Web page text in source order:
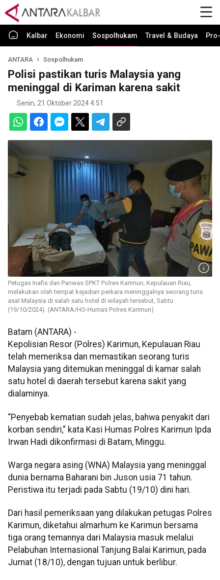
Kalbar Ekonomi Sospolhukam Travel & Budaya
ANTARA Sospolhukam
Polisi pastikan turis Malaysia yang
meninggal di Kariman karena sakit
Senin, 21 Oktober 2024 4:51
Petugas Inafis dan Panwas SPKT Polres Karimun, Kepulauan Riau,
melakukan olah tempat kejadian perkara meninggalnya seorang turis
asal Malaysia di salah satu hotel di wilayah tersebut, Sabtu
(19/10/2024). (ANTARA/HO-Humas Polres Karimun)
Batam (ANTARA) -
Kepolisian Resor (Polres) Karimun, Kepulauan Riau
telah memeriksa dan memastikan seorang turis
Malaysia yang ditemukan meninggal di kamar salah
satu hotel di daerah tersebut karena sakit yang
dialaminya.
“Penyebab kematian sudah jelas, bahwa penyakit dari
korban sendiri,” kata Kasi Humas Polres Karimun Ipda
Irwan Hadi dikonfirmasi di Batam, Minggu.
Warga negara asing (WNA) Malaysia yang meninggal
dunia bernama Baharani bin Juson usia 71 tahun.
Peristiwa itu terjadi pada Sabtu (19/10) dini hari.
Dari hasil pemeriksaan yang dilakukan petugas Polres
Karimun, diketahui almarhum ke Karimun bersama
tiga orang temannya dari Malaysia masuk melalui
Pelabuhan Internasional Tanjung Balai Karimun, pada
Jumat (18/10), dengan tujuan untuk berlibur.